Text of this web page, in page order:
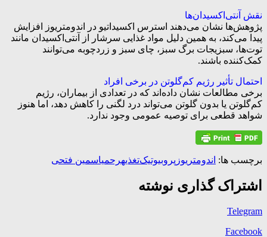
نقش آنتی‌اکسیدان‌ها
پژوهش‌ها نشان می‌دهند استرس اکسیداتیو در اندومتریوز افزایش
پیدا می‌کند، به همین دلیل مواد غذایی سرشار از آنتی‌اکسیدان مانند
توت‌ها، سبزیجات برگ سبز، چای سبز و زردچوبه می‌توانند
کمک‌کننده باشند.
احتمال تأثیر رژیم کم‌گلوتن در برخی افراد
برخی مطالعات نشان داده‌اند که در تعدادی از بیماران، رژیم
کم‌گلوتن یا بدون گلوتن می‌تواند درد لگنی را کاهش دهد، اما هنوز
شواهد قطعی برای توصیه عمومی وجود ندارد.
برچسب ها: اندومتریوز پروبیوتیک‌تغذیهرحمیاسمین فتحی
اشتراک گذاری نوشته
Telegram
Facebook